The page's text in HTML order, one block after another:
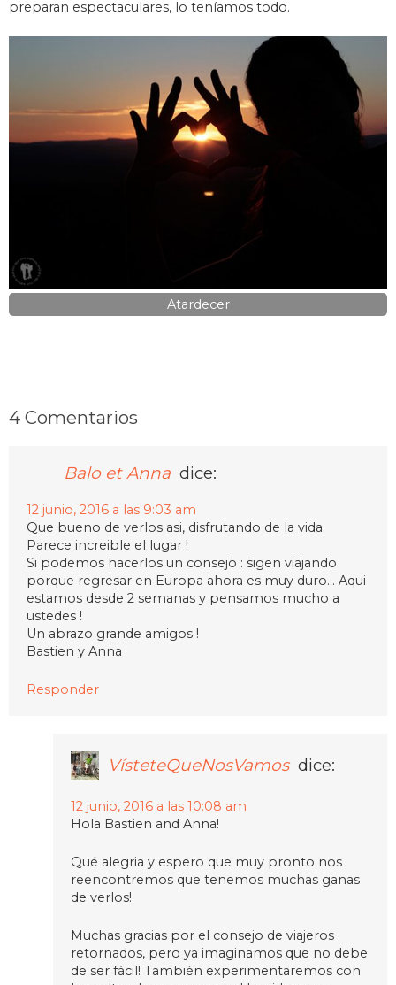
preparan espectaculares, lo teníamos todo.
Atardecer
4 Comentarios
Balo et Anna dice:
12 junio, 2016 a las 9:03 am
Que bueno de verlos asi, disfrutando de la vida.
Parece increible el lugar !
Si podemos hacerlos un consejo : sigen viajando
porque regresar en Europa ahora es muy duro… Aqui
estamos desde 2 semanas y pensamos mucho a
ustedes !
Un abrazo grande amigos !
Bastien y Anna
Responder
VísteteQueNosVamos dice:
12 junio, 2016 a las 10:08 am
Hola Bastien and Anna!
Qué alegria y espero que muy pronto nos
reencontremos que tenemos muchas ganas
de verlos!
Muchas gracias por el consejo de viajeros
retornados, pero ya imaginamos que no debe
de ser fácil! También experimentaremos con